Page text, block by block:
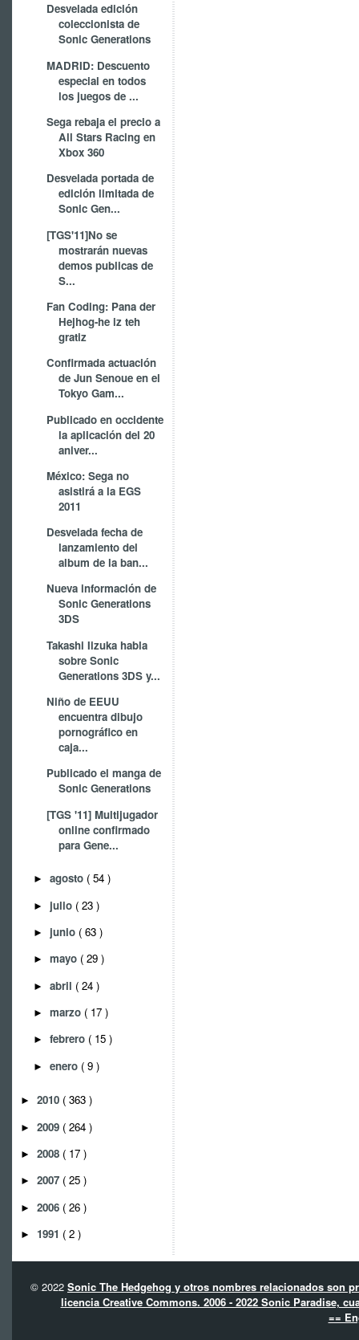
Desvelada edición
coleccionista de
Sonic Generations
MADRID: Descuento
especial en todos
los juegos de ...
Sega rebaja el precio a
All Stars Racing en
Xbox 360
Desvelada portada de
edición limitada de
Sonic Gen...
[TGS'11]No se
mostrarán nuevas
demos publicas de
S...
Fan Coding: Pana der
Hejhog-he iz teh
gratiz
Confirmada actuación
de Jun Senoue en el
Tokyo Gam...
Publicado en occidente
la aplicación del 20
aniver...
México: Sega no
asistirá a la EGS
2011
Desvelada fecha de
lanzamiento del
album de la ban...
Nueva información de
Sonic Generations
3DS
Takashi Iizuka habla
sobre Sonic
Generations 3DS y...
Niño de EEUU
encuentra dibujo
pornográfico en
caja...
Publicado el manga de
Sonic Generations
[TGS '11] Multijugador
online confirmado
para Gene...
► agosto ( 54 )
► julio ( 23 )
► junio ( 63 )
► mayo ( 29 )
► abril ( 24 )
► marzo ( 17 )
► febrero ( 15 )
► enero ( 9 )
► 2010 ( 363 )
► 2009 ( 264 )
► 2008 ( 17 )
► 2007 ( 25 )
► 2006 ( 26 )
► 1991 ( 2 )
© 2022 Sonic The Hedgehog y otros nombres relacionados son
licencia Creative Commons. 2006 - 2022 Sonic Paradise,
==